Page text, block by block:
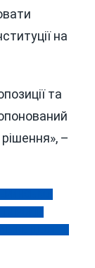
на
та
–